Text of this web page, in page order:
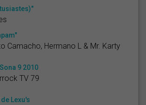
Camacho, Hermano L & Mr. Karty
9 2010
TV 79
de Lexu's